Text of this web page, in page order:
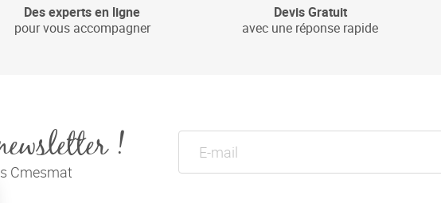
Des experts en ligne
pour vous accompagner
Devis Gratuit
avec une réponse rapide
!
Cmesmat